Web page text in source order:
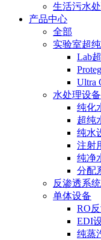
生活污水
产品中心
全部
实验室超
Lab
Ultra
水处理设备
纯化
超纯
纯水
注射
纯净
分配
反渗透系统
单体设备
RO
EDI
纯蒸